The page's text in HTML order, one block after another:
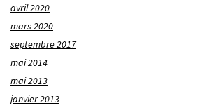
avril 2020
mars 2020
septembre 2017
mai 2014
mai 2013
janvier 2013